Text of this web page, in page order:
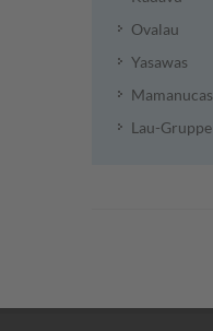
Ovalau
Yasawas
Mamanucas
Lau-Gruppe